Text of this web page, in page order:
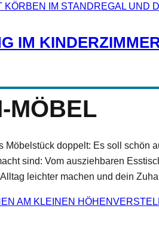
IM
MÖBEL
Möbelstück doppelt: Es soll
sind: Vom ausziehbaren
leichter machen und dein